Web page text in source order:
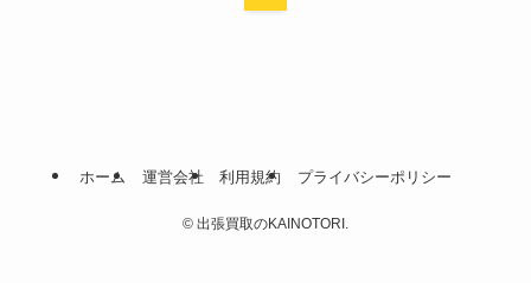
ホーム 運営会社 利用規約 プライバシーポリシー
© 出張買取のKAINOTORI.